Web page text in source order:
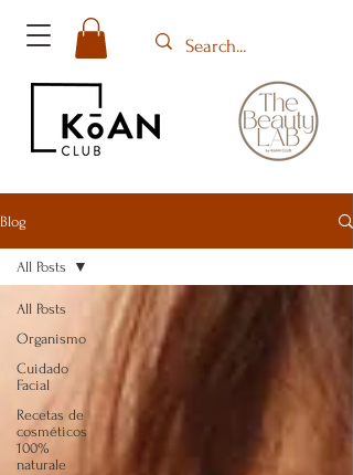
Blog
All Posts
Organismo
Cuidado
Facial
Recetas de
cosméticos
100%
naturale
All Posts